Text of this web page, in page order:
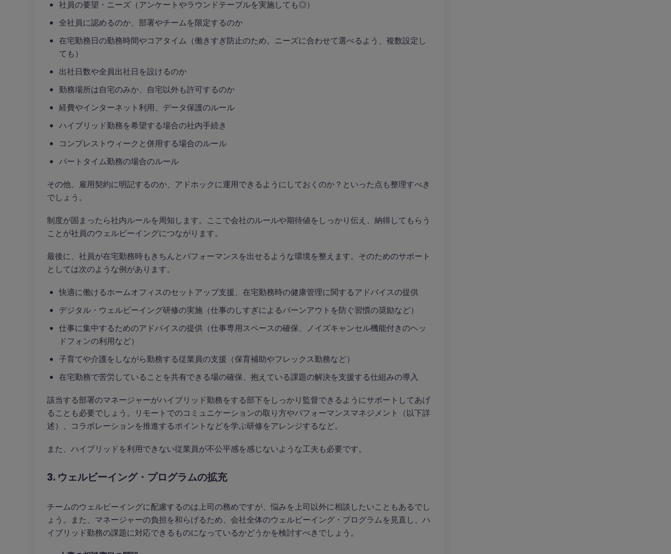
社員の要望・ニーズ（アンケートやラウンドテーブルを実施しても◎）
全社員に認めるのか、部署やチームを限定するのか
在宅勤務日の勤務時間やコアタイム（働きすぎ防止のため。ニーズに合わせて選べるよう、複数設定し
ても）
出社日数や全員出社日を設けるのか
勤務場所は自宅のみか、自宅以外も許可するのか
経費やインターネット利用、データ保護のルール
ハイブリッド勤務を希望する場合の社内手続き
コンプレストウィークと併用する場合のルール
パートタイム勤務の場合のルール
その他、雇用契約に明記するのか、アドホックに運用できるようにしておくのか？といった点も整理すべき
でしょう。
制度が固まったら社内ルールを周知します。ここで会社のルールや期待値をしっかり伝え、納得してもらう
ことが社員のウェルビーイングにつながります。
最後に、社員が在宅勤務時もきちんとパフォーマンスを出せるような環境を整えます。そのためのサポート
としては次のような例があります。
快適に働けるホームオフィスのセットアップ支援、在宅勤務時の健康管理に関するアドバイスの提供
デジタル・ウェルビーイング研修の実施（仕事のしすぎによるバーンアウトを防ぐ習慣の奨励など）
仕事に集中するためのアドバイスの提供（仕事専用スペースの確保、ノイズキャンセル機能付きのヘッ
ドフォンの利用など）
子育てや介護をしながら勤務する従業員の支援（保育補助やフレックス勤務など）
在宅勤務で苦労していることを共有できる場の確保、抱えている課題の解決を支援する仕組みの導入
該当する部署のマネージャーがハイブリッド勤務をする部下をしっかり監督できるようにサポートしてあげ
ることも必要でしょう。リモートでのコミュニケーションの取り方やパフォーマンスマネジメント（以下詳
述）、コラボレーションを推進するポイントなどを学ぶ研修をアレンジするなど。
また、ハイブリッドを利用できない従業員が不公平感を感じないような工夫も必要です。
3. ウェルビーイング・プログラムの拡充
チームのウェルビーイングに配慮するのは上司の務めですが、悩みを上司以外に相談したいこともあるでし
ょう。また、マネージャーの負担を和らげるため、会社全体のウェルビーイング・プログラムを見直し、ハ
イブリッド勤務の課題に対応できるものになっているかどうかを検討すべきでしょう。